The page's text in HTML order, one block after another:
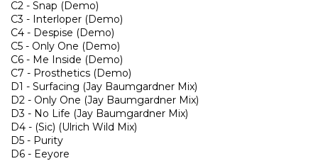
C2 - Snap (Demo)
C3 - Interloper (Demo)
C4 - Despise (Demo)
C5 - Only One (Demo)
C6 - Me Inside (Demo)
C7 - Prosthetics (Demo)
D1 - Surfacing (Jay Baumgardner Mix)
D2 - Only One (Jay Baumgardner Mix)
D3 - No Life (Jay Baumgardner Mix)
D4 - (Sic) (Ulrich Wild Mix)
D5 - Purity
D6 - Eeyore